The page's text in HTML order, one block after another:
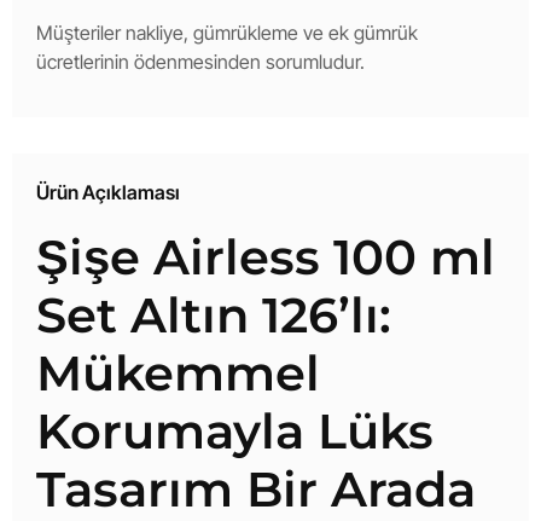
Müşteriler nakliye, gümrükleme ve ek gümrük
ücretlerinin ödenmesinden sorumludur.
Ürün Açıklaması
Şişe Airless 100 ml
Set Altın 126’lı:
Mükemmel
Korumayla Lüks
Tasarım Bir Arada